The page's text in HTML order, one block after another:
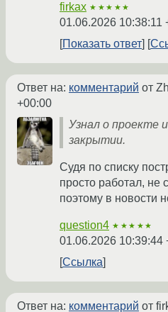
firkax ★★★★★
01.06.2026 10:38:11
Показать ответ
Ответ на: комментарий от
+00:00
Узнал о проекте
закрытии.
Судя по списку
просто работал, не
поэтому в новости
question4 ★★★★★
01.06.2026 10:39:44
Ссылка
Ответ на: комментарий от